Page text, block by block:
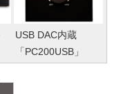
USB DAC内蔵
「PC200USB」